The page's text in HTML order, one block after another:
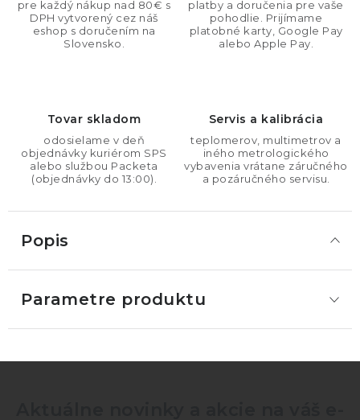
pre každý nákup nad 80€ s
DPH vytvorený cez náš
eshop s doručením na
Slovensko.
platby a doručenia pre vaše
pohodlie. Prijímame
platobné karty, Google Pay
alebo Apple Pay.
Tovar skladom
odosielame v deň
objednávky kuriérom SPS
alebo službou Packeta
(objednávky do 13:00).
Servis a kalibrácia
teplomerov, multimetrov a
iného metrologického
vybavenia vrátane záručného
a pozáručného servisu.
Popis
Parametre produktu